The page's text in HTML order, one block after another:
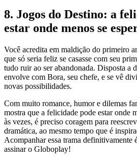
8. Jogos do Destino: a
estar onde menos se
Você acredita em maldição do primeiro
que só seria feliz se casasse com seu
tudo ruir ao ser abandonada. Disposta a
envolve com Bora, seu chefe, e se vê
novas possibilidades.
Com muito romance, humor e dilemas
mostra que a felicidade pode estar onde
às vezes, é preciso coragem para
dramática, ao mesmo tempo que é
Acompanhar essa trama definitivamente
assinar o Globoplay!